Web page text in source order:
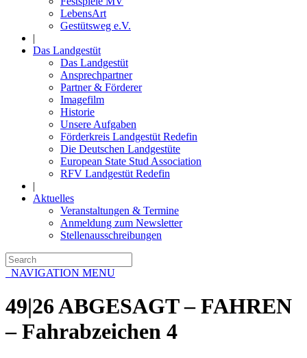
LebensArt
Gestütsweg e.V.
|
Das Landgestüt
Das Landgestüt
Ansprechpartner
Partner & Förderer
Imagefilm
Historie
Unsere Aufgaben
Förderkreis Landgestüt Redefin
Die Deutschen Landgestüte
European State Stud Association
RFV Landgestüt Redefin
|
Aktuelles
Veranstaltungen & Termine
Anmeldung zum Newsletter
Stellenausschreibungen
NAVIGATION MENU
49|26 ABGESAGT – FAHREN
– Fahrabzeichen 4